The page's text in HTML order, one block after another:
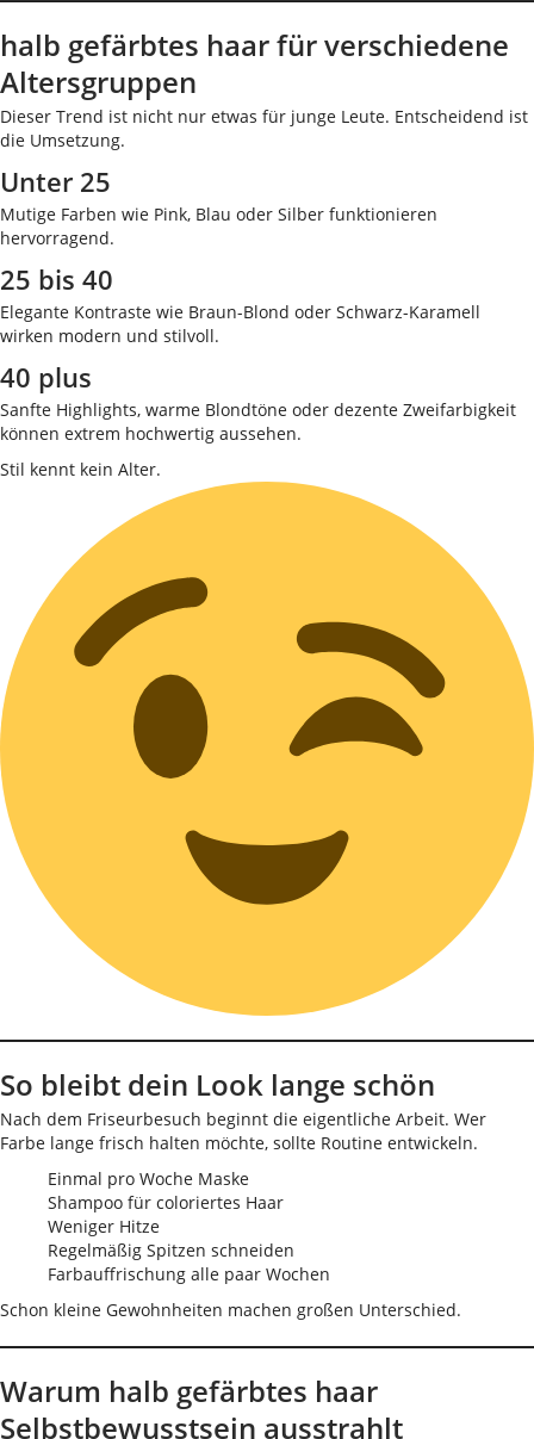
halb gefärbtes haar für verschiedene
Altersgruppen
Dieser Trend ist nicht nur etwas für junge Leute. Entscheidend ist
die Umsetzung.
Unter 25
Mutige Farben wie Pink, Blau oder Silber funktionieren
hervorragend.
25 bis 40
Elegante Kontraste wie Braun-Blond oder Schwarz-Karamell
wirken modern und stilvoll.
40 plus
Sanfte Highlights, warme Blondtöne oder dezente Zweifarbigkeit
können extrem hochwertig aussehen.
Stil kennt kein Alter.
So bleibt dein Look lange schön
Nach dem Friseurbesuch beginnt die eigentliche Arbeit. Wer
Farbe lange frisch halten möchte, sollte Routine entwickeln.
Einmal pro Woche Maske
Shampoo für coloriertes Haar
Weniger Hitze
Regelmäßig Spitzen schneiden
Farbauffrischung alle paar Wochen
Schon kleine Gewohnheiten machen großen Unterschied.
Warum halb gefärbtes haar
Selbstbewusstsein ausstrahlt